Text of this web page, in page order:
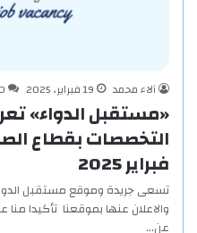
آلاء محمد
19 فبراير، 2025
«مستقبل الدواء»
فبراير 2025
تسعى جريدة وموقع مستقبل
والاعلان عنها بموقعنا تأكيدا
عن…